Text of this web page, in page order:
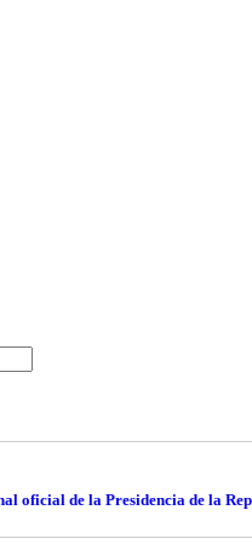
oficial de la Presidencia de la